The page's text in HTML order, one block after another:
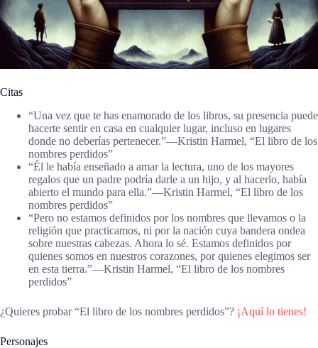
Citas
“Una vez que te has enamorado de los libros, su presencia puede
hacerte sentir en casa en cualquier lugar, incluso en lugares
donde no deberías pertenecer.”―Kristin Harmel, “El libro de los
nombres perdidos”
“Él le había enseñado a amar la lectura, uno de los mayores
regalos que un padre podría darle a un hijo, y al hacerlo, había
abierto el mundo para ella.”―Kristin Harmel, “El libro de los
nombres perdidos”
“Pero no estamos definidos por los nombres que llevamos o la
religión que practicamos, ni por la nación cuya bandera ondea
sobre nuestras cabezas. Ahora lo sé. Estamos definidos por
quienes somos en nuestros corazones, por quienes elegimos ser
en esta tierra.”―Kristin Harmel, “El libro de los nombres
perdidos”
¿Quieres probar “El libro de los nombres perdidos”? ¡Aquí lo tienes!
Personajes